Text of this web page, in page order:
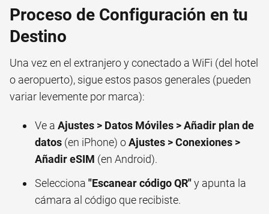
Proceso de Configuración en tu
Destino
Una vez en el extranjero y conectado a WiFi (del hotel
o aeropuerto), sigue estos pasos generales (pueden
variar levemente por marca):
Ve a Ajustes > Datos Móviles > Añadir plan de
datos (en iPhone) oAjustes > Conexiones >
Añadir eSIM (en Android).
Selecciona "Escanear código QR"y apunta la
cámara al código que recibiste.